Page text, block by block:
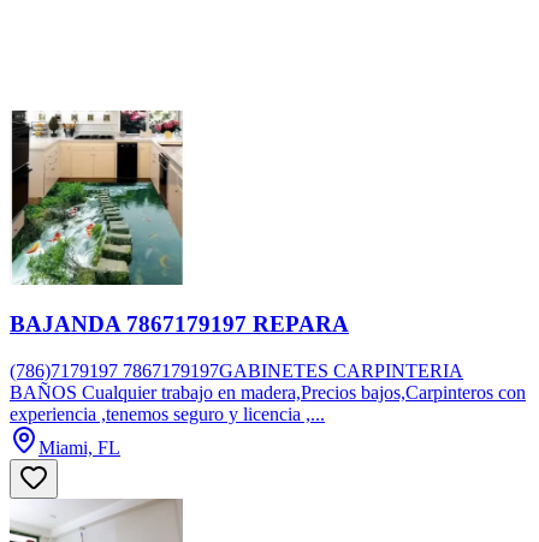
BAJANDA 7867179197 REPARA
(786)7179197 7867179197GABINETES CARPINTERIA
BAÑOS Cualquier trabajo en madera,Precios bajos,Carpinteros con
experiencia ,tenemos seguro y licencia ,...
Miami, FL